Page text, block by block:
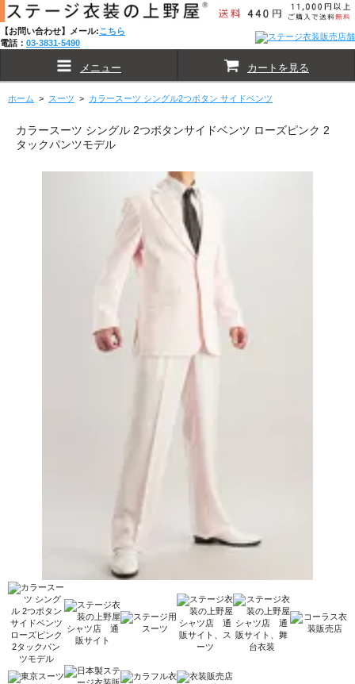
【お問い合わせ】メール:こちら
電話： 03-3831-5490
メニュー カートを見る
ホーム > スーツ > カラースーツ シングル2つボタン サイドベンツ
カラースーツ シングル 2つボタンサイドベンツ ローズピンク 2
タックパンツモデル